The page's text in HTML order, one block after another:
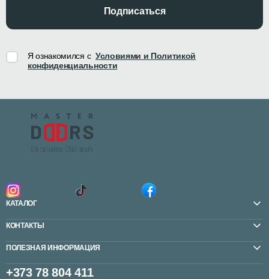
Подписаться
Я ознакомился с Условиями и Политикой
конфиденциальности
КАТАЛОГ
КОНТАКТЫ
ПОЛЕЗНАЯ ИНФОРМАЦИЯ
+373 78 804 411